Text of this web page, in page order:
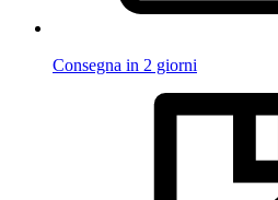
Consegna in 2 giorni